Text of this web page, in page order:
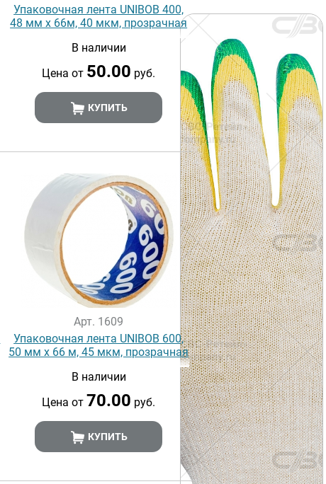
Упаковочная лента UNIBOB 400,
48 мм х 66м, 40 мкм, прозрачная
В наличии
Цена от 50.00 руб.
КУПИТЬ
Арт. 1609
Упаковочная лента UNIBOB 600,
50 мм х 66 м, 45 мкм, прозрачная
В наличии
Цена от 70.00 руб.
КУПИТЬ